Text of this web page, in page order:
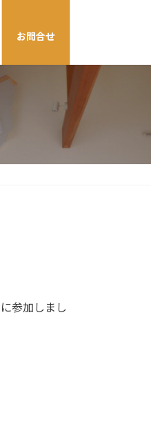
お問合せ
参加しまし